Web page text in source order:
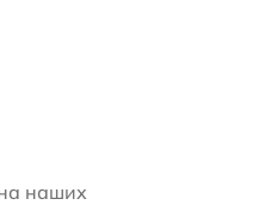
наших